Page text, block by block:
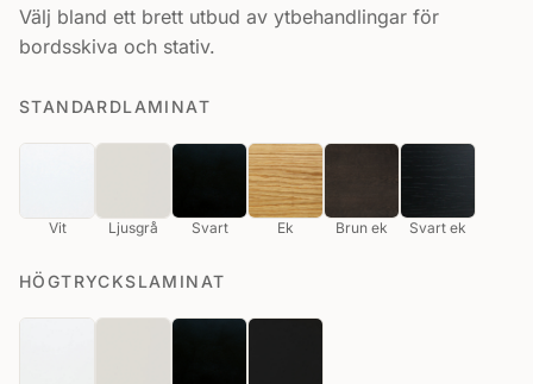
Välj bland ett brett utbud av ytbehandlingar för
bordsskiva och stativ.
STANDARDLAMINAT
Vit Ljusgrå Svart Ek Brun ek Svart ek
HÖGTRYCKSLAMINAT